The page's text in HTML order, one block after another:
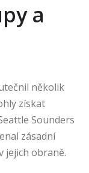
a
několik
získat
Sounders
zásadní
jejich obraně.